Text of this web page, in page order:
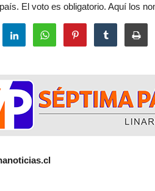
El voto es obligatorio. Aquí los
27 de